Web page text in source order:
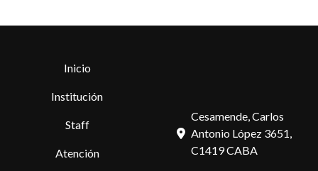
Inicio
Institución
Staff
Atención
Cesamende, Carlos
Antonio López 3651,
C1419 CABA